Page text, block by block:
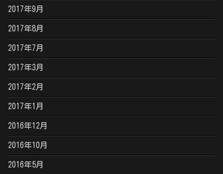
2017年9月
2017年8月
2017年7月
2017年3月
2017年2月
2017年1月
2016年12月
2016年10月
2016年5月